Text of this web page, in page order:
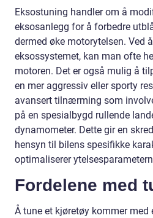
Eksostuning handler om å
eksosanlegg for å forbedre
dermed øke motorytelsen. Ved
eksossystemet, kan man ofte
motoren. Det er også mulig å
en mer aggressiv eller sporty
avansert tilnærming som
på en spesialbygd rullende
dynamometer. Dette gir en
hensyn til bilens spesifikke
optimaliserer
Fordelene med
Å tune et kjøretøy kommer med